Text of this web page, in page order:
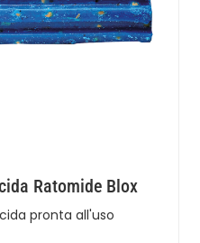
Ratomide Blox
pronta all'uso